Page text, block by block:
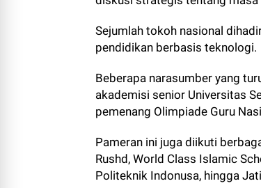
Sejumlah tokoh nasional
pendidikan berbasis teknologi.
Beberapa narasumber yang
akademisi senior Universitas
pemenang Olimpiade Guru
Pameran ini juga diikuti
Rushd, World Class Islamic
Politeknik Indonusa, hingga